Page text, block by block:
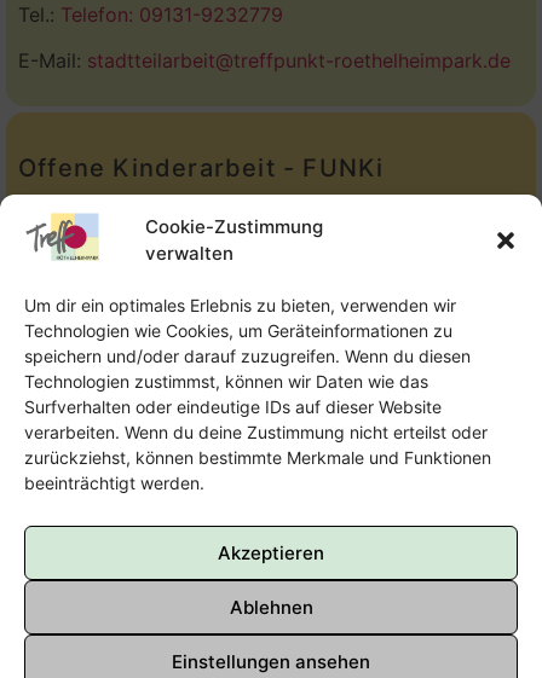
Cookie-Zustimmung
verwalten
Um dir ein optimales Erlebnis zu bieten, verwenden wir
Technologien wie Cookies, um Geräteinformationen zu
speichern und/oder darauf zuzugreifen. Wenn du diesen
Technologien zustimmst, können wir Daten wie das
Surfverhalten oder eindeutige IDs auf dieser Website
verarbeiten. Wenn du deine Zustimmung nicht erteilst oder
zurückziehst, können bestimmte Merkmale und Funktionen
beeinträchtigt werden.
Akzeptieren
Ablehnen
Einstellungen ansehen
Tel.: Telefon: 09131-9232779
E-Mail: stadtteilarbeit@treffpunkt-roethelheimpark.de
Offene Kinderarbeit - FUNKi
Tel.:Telefon: 09131-610749
E-Mail:oka@treffpunkt-roethelheimpark.de
Offene Jugendarbeit - Easthouse
Tel:
09131–302259
E-Mail:oja@treffpunkt-roethelheimpark.de